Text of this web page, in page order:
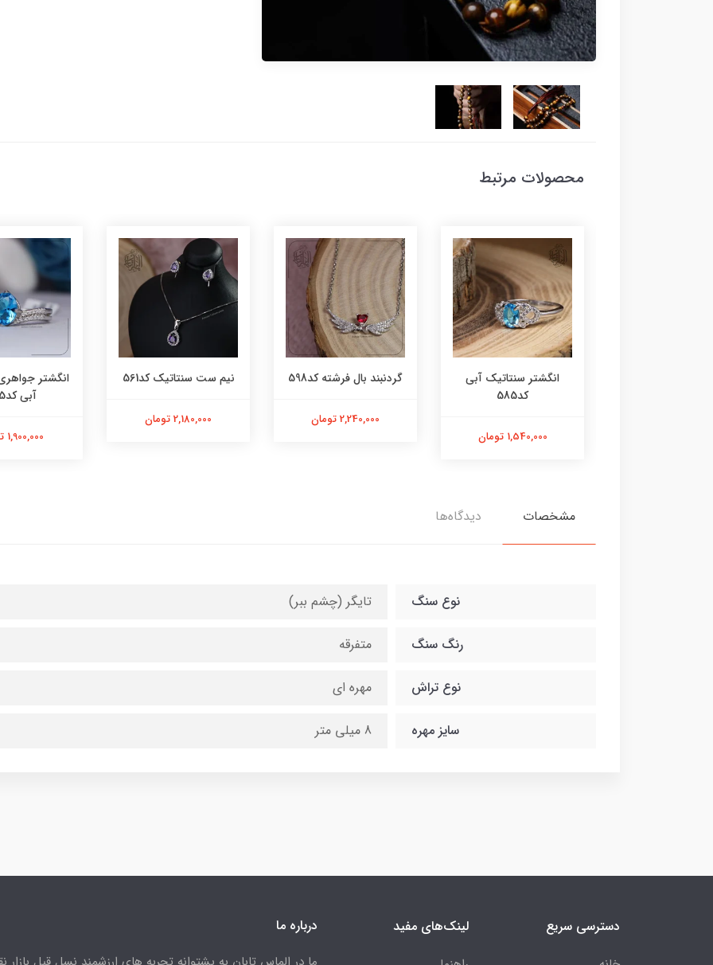
محصولات مرتبط
انگشتر سنتاتیک آبی
کد585
1,540,000 تومان
گردنبند بال فرشته کد598
2,240,000 تومان
نیم ست سنتاتیک کد561
2,180,000 تومان
انگشتر
آبی کد565
1,900,000 تومان
مشخصات دیدگاه‌ها
نوع سنگ تایگر (چشم ببر)
رنگ سنگ متفرقه
نوع تراش مهره ای
سایز مهره 8 میلی متر
دسترسی سریع لینک‌های مفید درباره ما